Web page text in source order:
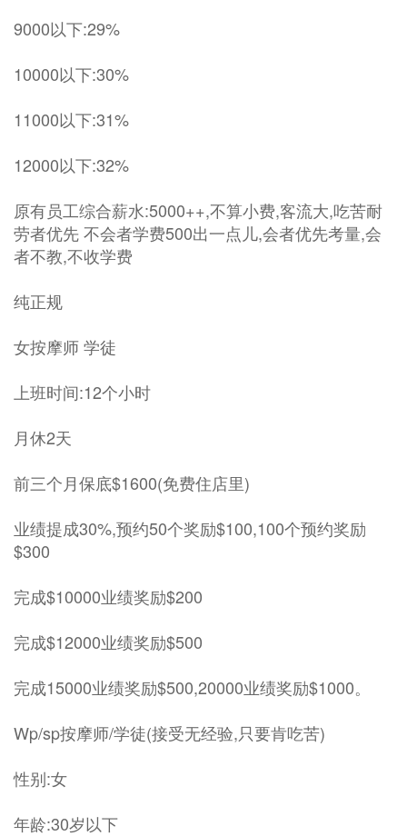
9000以下:29%
10000以下:30%
11000以下:31%
12000以下:32%
原有员工综合薪水:5000++,不算小费,客流大,吃苦耐
劳者优先 不会者学费500出一点儿,会者优先考量,会
者不教,不收学费
纯正规
女按摩师 学徒
上班时间:12个小时
月休2天
前三个月保底$1600(免费住店里)
业绩提成30%,预约50个奖励$100,100个预约奖励
$300
完成$10000业绩奖励$200
完成$12000业绩奖励$500
完成15000业绩奖励$500,20000业绩奖励$1000。
Wp/sp按摩师/学徒(接受无经验,只要肯吃苦)
性别:女
年龄:30岁以下